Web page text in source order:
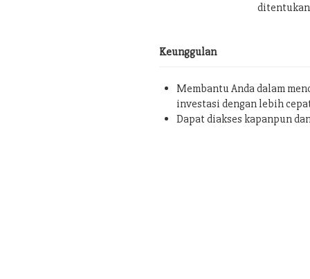
ditentukan
Keunggulan
Membantu Anda dalam
investasi dengan lebih
Dapat diakses kapanpun